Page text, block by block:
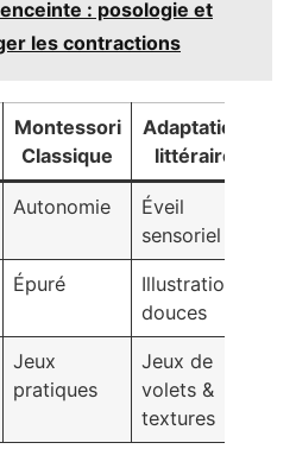
: posologie et
les contractions
Montessori
Classique
Adaptation
littéraire
Autonomie
Éveil
sensoriel
Épuré
Illustrations
douces
Jeux
pratiques
Jeux de
volets &
textures